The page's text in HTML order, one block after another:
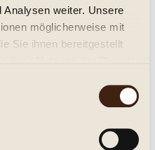
Analysen weiter. Unsere
möglicherweise mit
Sie ihnen bereitgestellt
den Warenkorb